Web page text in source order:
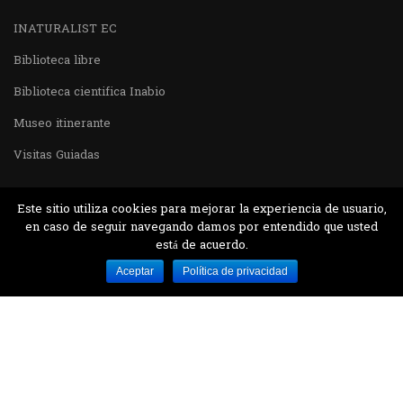
INATURALIST EC
Biblioteca libre
Biblioteca cientifica Inabio
Museo itinerante
Visitas Guiadas
Desarrollado por MJTEC.
Este sitio utiliza cookies para mejorar la experiencia de usuario,
en caso de seguir navegando damos por entendido que usted
está de acuerdo.
Aceptar Política de privacidad